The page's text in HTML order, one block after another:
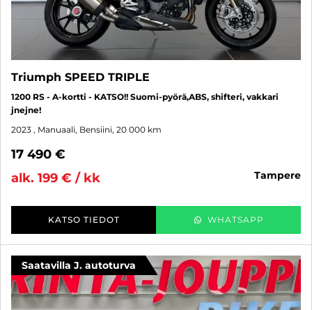
Triumph SPEED TRIPLE
1200 RS - A-kortti - KATSO!! Suomi-pyörä,ABS, shifteri, vakkari
jnejne!
2023 , Manuaali, Bensiini, 20 000 km
17 490 €
alk. 199 € / kk
tampere
KATSO TIEDOT WHATSAPP
Saatavilla J. autoturva